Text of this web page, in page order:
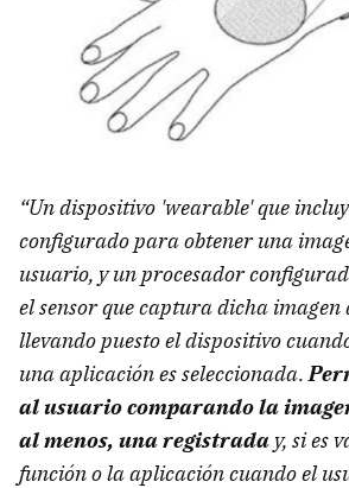
“Un dispositivo 'wearable' que
configurado para obtener una
usuario, y un procesador
el sensor que captura dicha
llevando puesto el dispositivo
una aplicación es seleccionada.
al usuario comparando la
al menos, una registrada y, si es
función o la aplicación cuando el